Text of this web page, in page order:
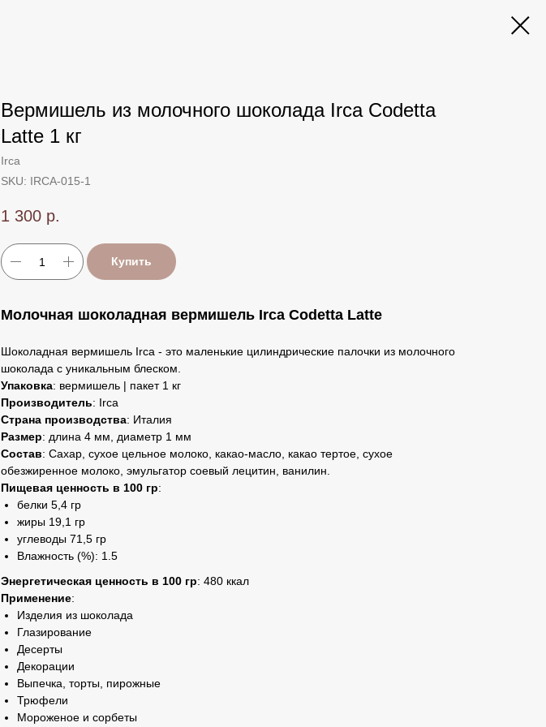
Вермишель из молочного шоколада Irca Codetta
Latte 1 кг
Irca
SKU: IRCA-015-1
1 300 р.
Купить
Молочная шоколадная вермишель Irca Codetta Latte
Шоколадная вермишель Irca - это маленькие цилиндрические палочки из молочного
шоколада с уникальным блеском.
Упаковка: вермишель | пакет 1 кг
Производитель: Irca
Страна производства: Италия
Размер: длина 4 мм, диаметр 1 мм
Состав: Сахар, сухое цельное молоко, какао-масло, какао тертое, сухое
обезжиренное молоко, эмульгатор соевый лецитин, ванилин.
Пищевая ценность в 100 гр:
белки 5,4 гр
жиры 19,1 гр
углеводы 71,5 гр
Влажность (%): 1.5
Энергетическая ценность в 100 гр: 480 ккал
Применение:
Изделия из шоколада
Глазирование
Десерты
Декорации
Выпечка, торты, пирожные
Трюфели
Мороженое и сорбеты